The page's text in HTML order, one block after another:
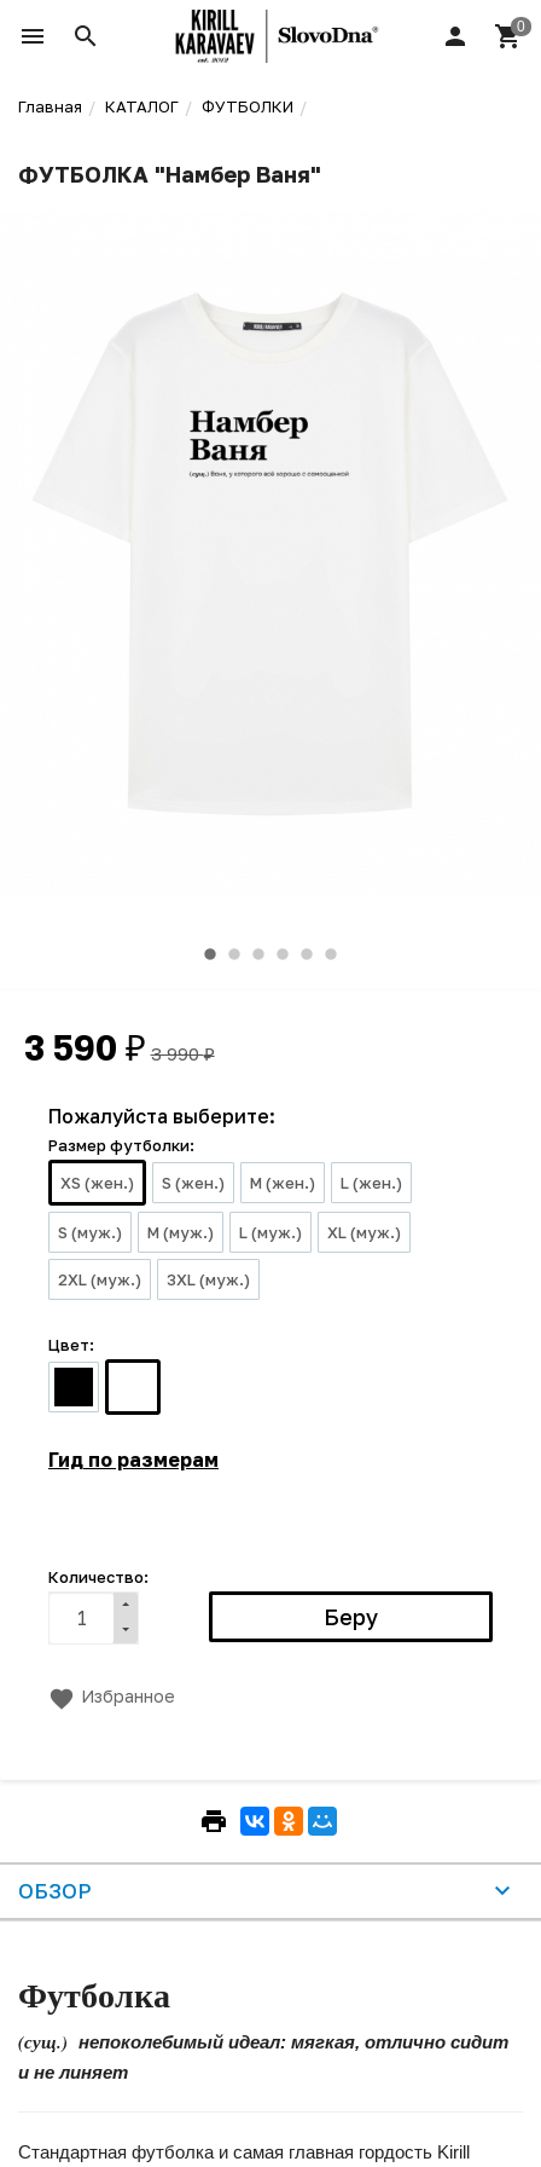
Главная КАТАЛОГ ФУТБОЛКИ
ФУТБОЛКА "Намбер Ваня"
3 590 ₽ 3 990₽
Пожалуйста выберите:
Размер футболки:
XS (жен.)
S (жен.) M (жен.) L (жен.)
S (муж.) M (муж.) L (муж.) XL (муж.)
2XL (муж.) 3XL (муж.)
Цвет:
Гид по размерам
Количество:
Избранное
ОБЗОР
Футболка
(сущ.) непоколебимый идеал: мягкая, отлично сидит
и не линяет
Стандартная футболка и самая главная гордость Kirill